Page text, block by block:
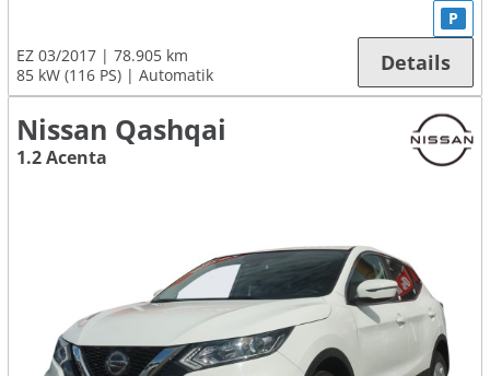
EZ 03/2017
78.905 km
85 kW (116 PS)
Automatik
P
Details
Nissan Qashqai
1.2 Acenta